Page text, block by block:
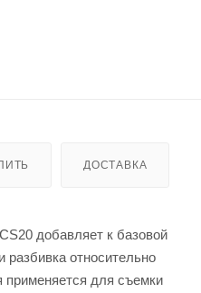
ДОСТАВКА
добавляет к базовой
относительно
применяется для съемки